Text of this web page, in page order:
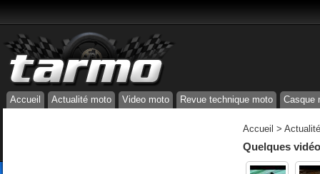
Accueil Actualité moto Video moto Revue technique moto Casque
Accueil >
Quelques